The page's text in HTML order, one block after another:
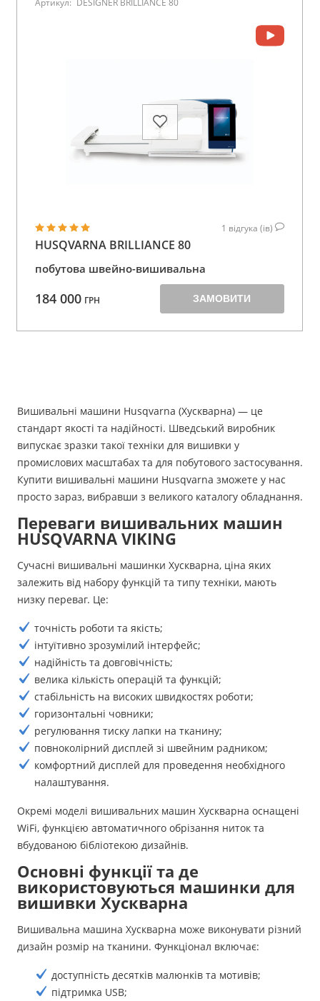
Вишивальні машини Husqvarna (Хускварна) — це
стандарт якості та надійності. Шведський виробник
випускає зразки такої техніки для вишивки у
промислових масштабах та для побутового застосування.
Купити вишивальні машини Husqvarna зможете у нас
просто зараз, вибравши з великого каталогу обладнання.
Переваги вишивальних машин
HUSQVARNA VIKING
Сучасні вишивальні машинки Хускварна, ціна яких
залежить від набору функцій та типу техніки, мають
низку переваг. Це:
точність роботи та якість;
інтуїтивно зрозумілий інтерфейс;
надійність та довговічність;
велика кількість операцій та функцій;
стабільність на високих швидкостях роботи;
горизонтальні човники;
регулювання тиску лапки на тканину;
повноколірний дисплей зі швейним радником;
комфортний дисплей для проведення необхідного
налаштування.
Окремі моделі вишивальних машин Хускварна оснащені
WiFi, функцією автоматичного обрізання ниток та
вбудованою бібліотекою дизайнів.
Основні функції та де
використовуються машинки для
вишивки Хускварна
Вишивальна машина Хускварна може виконувати різний
дизайн розмір на тканини. Функціонал включає:
доступність десятків малюнків та мотивів;
підтримка USB;
Артикул: DESIGNER BRILLIANCE 80
1 відгука (ів)
HUSQVARNA BRILLIANCE 80
побутова швейно-вишивальна
184 000 ГРН ЗАМОВИТИ